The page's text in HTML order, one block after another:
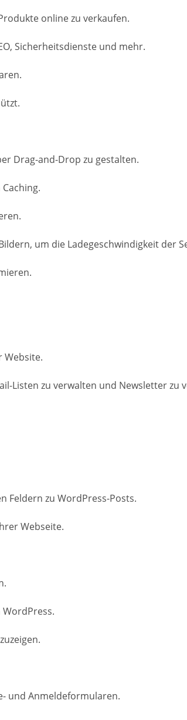
online zu verkaufen.
Sicherheitsdienste und mehr.
Drag-and-Drop zu gestalten.
um die Ladegeschwindigkeit der
Website.
Listen zu verwalten und Newsletter zu
Feldern zu WordPress-Posts.
Webseite.
und Anmeldeformularen.